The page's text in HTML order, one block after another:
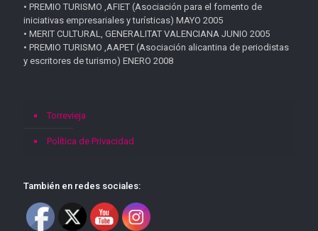
• PREMIO TURISMO ,AFIET (Asociación para el fomento de
iniciativas empresariales y turísticas) MAYO 2005
• MERIT CULTURAL, GENERALITAT VALENCIANA JUNIO 2005
• PREMIO TURISMO ,AAPET (Asociación alicantina de periodistas
y escritores de turismo) ENERO 2008
Torrevieja
Política de Privacidad
También en redes sociales: